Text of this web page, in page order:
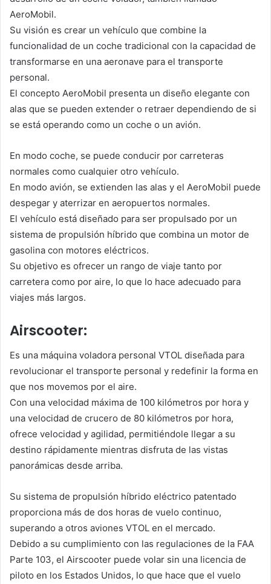
AeroMobil.
Su visión es crear un vehículo que combine la
funcionalidad de un coche tradicional con la capacidad de
transformarse en una aeronave para el transporte
personal.
El concepto AeroMobil presenta un diseño elegante con
alas que se pueden extender o retraer dependiendo de si
se está operando como un coche o un avión.
En modo coche, se puede conducir por carreteras
normales como cualquier otro vehículo.
En modo avión, se extienden las alas y el AeroMobil puede
despegar y aterrizar en aeropuertos normales.
El vehículo está diseñado para ser propulsado por un
sistema de propulsión híbrido que combina un motor de
gasolina con motores eléctricos.
Su objetivo es ofrecer un rango de viaje tanto por
carretera como por aire, lo que lo hace adecuado para
viajes más largos.
Airscooter:
Es una máquina voladora personal VTOL diseñada para
revolucionar el transporte personal y redefinir la forma en
que nos movemos por el aire.
Con una velocidad máxima de 100 kilómetros por hora y
una velocidad de crucero de 80 kilómetros por hora,
ofrece velocidad y agilidad, permitiéndole llegar a su
destino rápidamente mientras disfruta de las vistas
panorámicas desde arriba.
Su sistema de propulsión híbrido eléctrico patentado
proporciona más de dos horas de vuelo continuo,
superando a otros aviones VTOL en el mercado.
Debido a su cumplimiento con las regulaciones de la FAA
Parte 103, el Airscooter puede volar sin una licencia de
piloto en los Estados Unidos, lo que hace que el vuelo